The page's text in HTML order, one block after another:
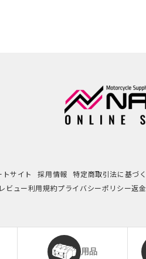
サイト 採用情報 特定商取引法に基づ
ビュー利用規約プライバシーポリシー返
用品